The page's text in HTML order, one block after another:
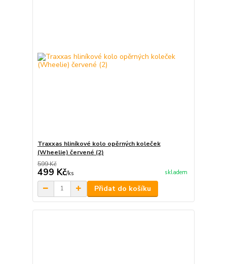
Traxxas hliníkové kolo opěrných koleček
(Wheelie) červené (2)
599 Kč
499 Kč/ks skladem
Přidat do košíku